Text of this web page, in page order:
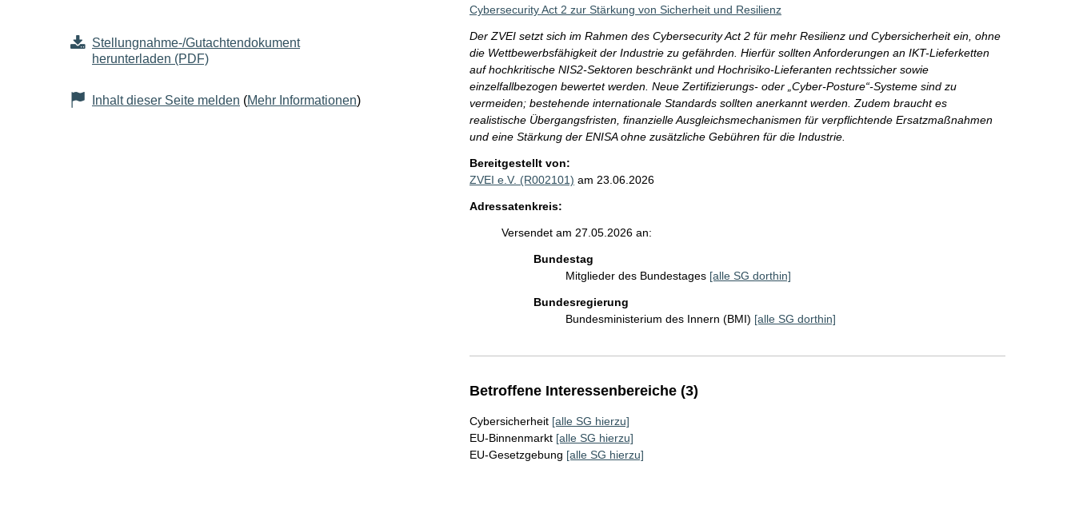
Seiteninhalt
Stellungnahme-/Gutachtendokument
herunterladen (PDF)
Inhalt dieser Seite melden (Mehr Informationen)
Cybersecurity Act 2 zur Stärkung von Sicherheit und Resilienz
Der ZVEI setzt sich im Rahmen des Cybersecurity Act 2 für mehr Resilienz und Cybersicherheit ein, ohne
die Wettbewerbsfähigkeit der Industrie zu gefährden. Hierfür sollten Anforderungen an IKT-Lieferketten
auf hochkritische NIS2-Sektoren beschränkt und Hochrisiko-Lieferanten rechtssicher sowie
einzelfallbezogen bewertet werden. Neue Zertifizierungs- oder „Cyber-Posture“-Systeme sind zu
vermeiden; bestehende internationale Standards sollten anerkannt werden. Zudem braucht es
realistische Übergangsfristen, finanzielle Ausgleichsmechanismen für verpflichtende Ersatzmaßnahmen
und eine Stärkung der ENISA ohne zusätzliche Gebühren für die Industrie.
Bereitgestellt von:
ZVEI e.V. (R002101) am 23.06.2026
Adressatenkreis:
Versendet am 27.05.2026 an:
Bundestag
Mitglieder des Bundestages [alle SG dorthin]
Bundesregierung
Bundesministerium des Innern (BMI) [alle SG dorthin]
Betroffene Interessenbereiche (3)
Cybersicherheit [alle SG hierzu]
EU-Binnenmarkt [alle SG hierzu]
EU-Gesetzgebung [alle SG hierzu]